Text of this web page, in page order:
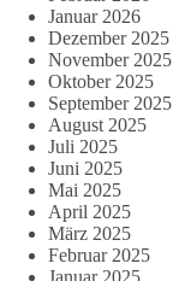
Januar 2026
Dezember 2025
November 2025
Oktober 2025
September 2025
August 2025
Juli 2025
Juni 2025
Mai 2025
April 2025
März 2025
Februar 2025